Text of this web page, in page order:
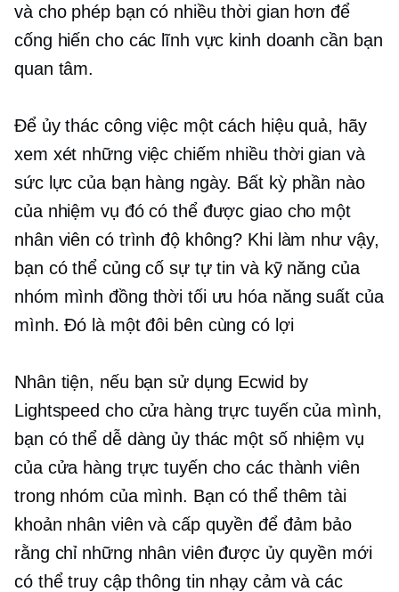
và cho phép bạn có nhiều thời gian hơn để
cống hiến cho các lĩnh vực kinh doanh cần bạn
quan tâm.
Để ủy thác công việc một cách hiệu quả, hãy
xem xét những việc chiếm nhiều thời gian và
sức lực của bạn hàng ngày. Bất kỳ phần nào
của nhiệm vụ đó có thể được giao cho một
nhân viên có trình độ không? Khi làm như vậy,
bạn có thể củng cố sự tự tin và kỹ năng của
nhóm mình đồng thời tối ưu hóa năng suất của
mình. Đó là mộtđôi bên cùng có lợi
Nhân tiện, nếu bạn sử dụng Ecwid by
Lightspeed cho cửa hàng trực tuyến của mình,
bạn có thể dễ dàng ủy thác một số nhiệm vụ
của cửa hàng trực tuyến cho các thành viên
trong nhóm của mình. Bạn có thể thêm tài
khoản nhân viên và cấp quyền để đảm bảo
rằng chỉ những nhân viên được ủy quyền mới
có thể truy cập thông tin nhạy cảm và các